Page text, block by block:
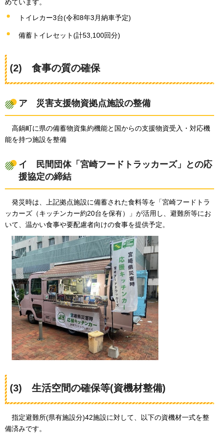
めています。
トイレカー3台(令和8年3月納車予定)
備蓄トイレセット(計53,100回分)
(2) 食事の質の確保
ア 災害支援物資拠点施設の整備
高鍋町に県の備蓄物資集約機能と国からの支援物資受入・対応機
能を持つ施設を整備
イ
民間団体「宮崎フードトラッカーズ」との応
援協定の締結
発災時は、上記拠点施設に備蓄された食料等を「宮崎フードトラ
ッカーズ（キッチンカー約20台を保有）」が活用し、避難所等にお
いて、温かい食事や要配慮者向けの食事を提供予定。
(3) 生活空間の確保等(資機材整備)
指定避難所(県有施設分)42施設に対して、以下の資機材一式を整
備済みです。